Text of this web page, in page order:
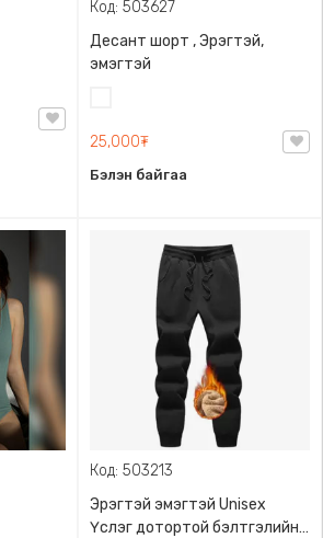
Код: 503627
Десант шорт , Эрэгтэй,
эмэгтэй
25,000₮
Бэлэн байгаа
Код: 503213
Эрэгтэй эмэгтэй Unisex
Үслэг дотортой бэлтгэлийн